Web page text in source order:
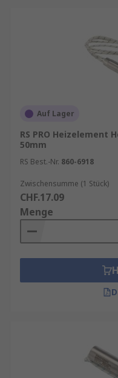
Auf Lager
RS PRO Heizelement
50mm
RS Best.-Nr. 860-6918
Zwischensumme (1 Stück)
CHF.17.09
Menge